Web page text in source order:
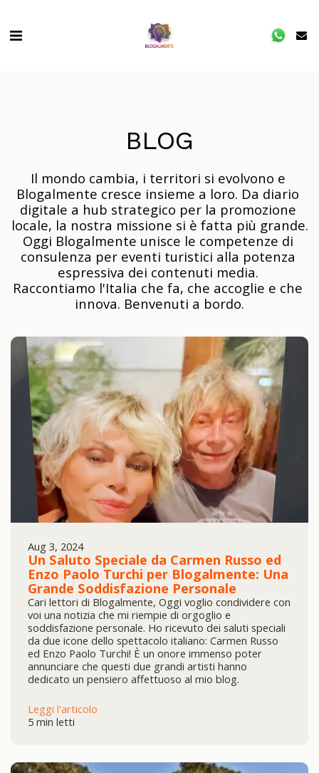
BLOG
Il mondo cambia, i territori si evolvono e
Blogalmente cresce insieme a loro. Da diario
digitale a hub strategico per la promozione
locale, la nostra missione si è fatta più grande.
Oggi Blogalmente unisce le competenze di
consulenza per eventi turistici alla potenza
espressiva dei contenuti media.
Raccontiamo l'Italia che fa, che accoglie e che
innova. Benvenuti a bordo.
Aug 3, 2024
Un Saluto Speciale da Carmen Russo ed
Enzo Paolo Turchi per Blogalmente: Una
Grande Soddisfazione Personale
Cari lettori di Blogalmente, Oggi voglio condividere con
voi una notizia che mi riempie di orgoglio e
soddisfazione personale. Ho ricevuto dei saluti speciali
da due icone dello spettacolo italiano: Carmen Russo
ed Enzo Paolo Turchi! È un onore immenso poter
annunciare che questi due grandi artisti hanno
dedicato un pensiero affettuoso al mio blog.
Leggi l'articolo
5 min letti